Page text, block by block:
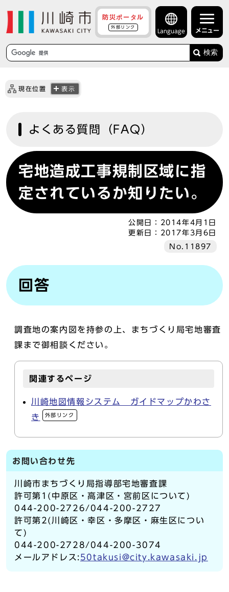
防災ポータル
外部リンク
Language メニュー
検索
現在位置 表示
よくある質問（FAQ）
宅地造成工事規制区域に指
定されているか知りたい。
公開日：
2014年4月1日
更新日：
2017年3月6日
No.11897
回答
調査地の案内図を持参の上、まちづくり局宅地審査
課まで御相談ください。
関連するページ
川崎地図情報システム ガイドマップかわさ
き
外部リンク
お問い合わせ先
川崎市まちづくり局指導部宅地審査課
許可第1(中原区・高津区・宮前区について)
044-200-2726/044-200-2727
許可第2(川崎区・幸区・多摩区・麻生区につい
て)
044-200-2728/044-200-3074
メールアドレス:50takusi@city.kawasaki.jp